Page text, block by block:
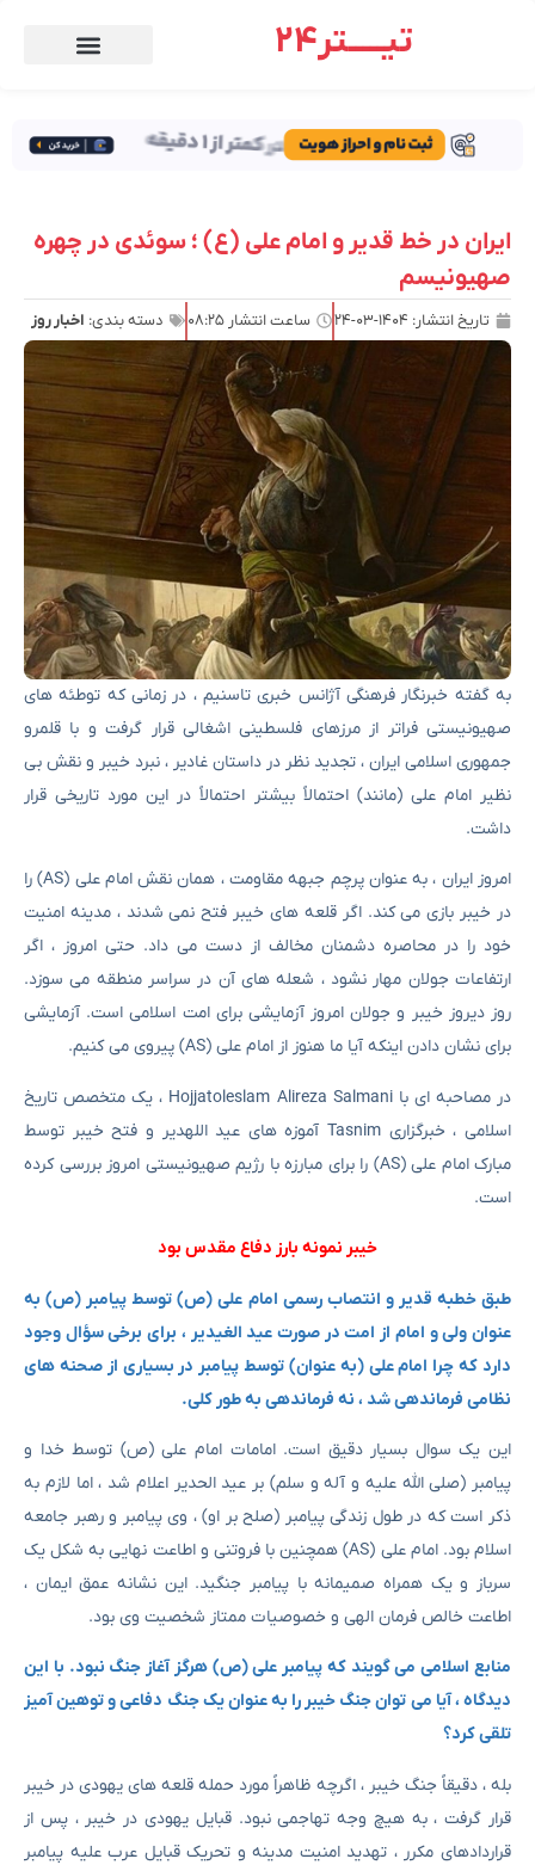
تیـــــتر24
ایران در خط قدیر و امام علی (ع) ؛ سوئدی در چهره
صهیونیسم
تاریخ انتشار: ۱۴۰۴-۰۳-۲۴ ساعت انتشار ۰۸:۲۵ دسته بندی: اخبار روز
به گفته خبرنگار فرهنگی آژانس خبری تاسنیم ، در زمانی که توطئه های
صهیونیستی فراتر از مرزهای فلسطینی اشغالی قرار گرفت و با قلمرو
جمهوری اسلامی ایران ، تجدید نظر در داستان غادیر ، نبرد خیبر و نقش بی
نظیر امام علی (مانند) احتمالاً بیشتر احتمالاً در این مورد تاریخی قرار
داشت.
امروز ایران ، به عنوان پرچم جبهه مقاومت ، همان نقش امام علی (AS) را
در خیبر بازی می کند. اگر قلعه های خیبر فتح نمی شدند ، مدینه امنیت
خود را در محاصره دشمنان مخالف از دست می داد. حتی امروز ، اگر
ارتفاعات جولان مهار نشود ، شعله های آن در سراسر منطقه می سوزد.
روز دیروز خیبر و جولان امروز آزمایشی برای امت اسلامی است. آزمایشی
برای نشان دادن اینکه آیا ما هنوز از امام علی (AS) پیروی می کنیم.
در مصاحبه ای با Hojjatoleslam Alireza Salmani ، یک متخصص تاریخ
اسلامی ، خبرگزاری Tasnim آموزه های عید اللهدیر و فتح خیبر توسط
مبارک امام علی (AS) را برای مبارزه با رژیم صهیونیستی امروز بررسی کرده
است.
خیبر نمونه بارز دفاع مقدس بود
طبق خطبه قدیر و انتصاب رسمی امام علی (ص) توسط پیامبر (ص) به
عنوان ولی و امام از امت در صورت عید الغیدیر ، برای برخی سؤال وجود
دارد که چرا امام علی (به عنوان) توسط پیامبر در بسیاری از صحنه های
نظامی فرماندهی شد ، نه فرماندهی به طور کلی.
این یک سوال بسیار دقیق است. امامات امام علی (ص) توسط خدا و
پیامبر (صلی الله علیه و آله و سلم) بر عید الحدیر اعلام شد ، اما لازم به
ذکر است که در طول زندگی پیامبر (صلح بر او) ، وی پیامبر و رهبر جامعه
اسلام بود. امام علی (AS) همچنین با فروتنی و اطاعت نهایی به شکل یک
سرباز و یک همراه صمیمانه با پیامبر جنگید. این نشانه عمق ایمان ،
اطاعت خالص فرمان الهی و خصوصیات ممتاز شخصیت وی بود.
منابع اسلامی می گویند که پیامبر علی (ص) هرگز آغاز جنگ نبود. با این
دیدگاه ، آیا می توان جنگ خیبر را به عنوان یک جنگ دفاعی و توهین آمیز
تلقی کرد؟
بله ، دقیقاً جنگ خیبر ، اگرچه ظاهراً مورد حمله قلعه های یهودی در خیبر
قرار گرفت ، به هیچ وجه تهاجمی نبود. قبایل یهودی در خیبر ، پس از
قراردادهای مکرر ، تهدید امنیت مدینه و تحریک قبایل عرب علیه پیامبر